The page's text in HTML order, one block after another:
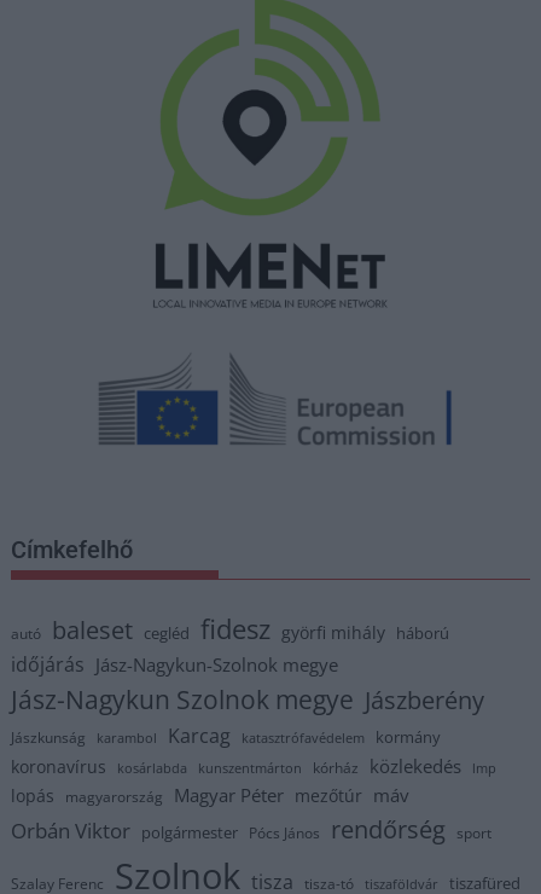
Címkefelhő
autó baleset cegléd fidesz györfi mihály háború
időjárás Jász-Nagykun-Szolnok megye
Jász-Nagykun Szolnok megye Jászberény
Jászkunság karambol Karcag katasztrófavédelem kormány
koronavírus kosárlabda kunszentmárton kórház közlekedés lmp
lopás magyarország Magyar Péter mezőtúr máv
Orbán Viktor polgármester Pócs János rendőrség sport
Szalay Ferenc Szolnok tisza tisza-tó tiszaföldvár tiszafüred